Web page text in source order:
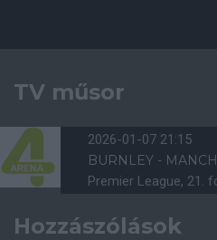
TV műsor
2026-01-07 21:15
BURNLEY -
Premier League, 21.
Hozzászólások